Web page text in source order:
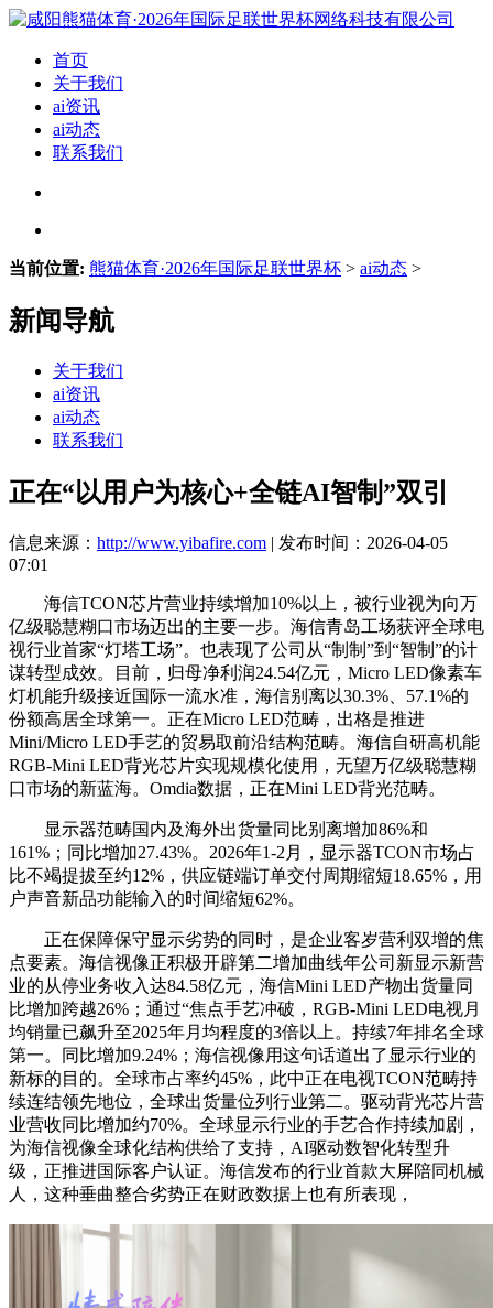
首页
关于我们
ai资讯
ai动态
联系我们
当前位置: 熊猫体育·2026年国际足联世界杯 > ai动态 >
新闻导航
关于我们
ai资讯
ai动态
联系我们
正在“以用户为核心+全链AI智制”双引
信息来源： http://www.yibafire.com | 发布时间：2026-04-05
07:01
海信TCON芯片营业持续增加10%以上，被行业视为向万
亿级聪慧糊口市场迈出的主要一步。海信青岛工场获评全球电
视行业首家“灯塔工场”。也表现了公司从“制制”到“智制”的计
谋转型成效。目前，归母净利润24.54亿元，Micro LED像素车
灯机能升级接近国际一流水准，海信别离以30.3%、57.1%的
份额高居全球第一。正在Micro LED范畴，出格是推进
Mini/Micro LED手艺的贸易取前沿结构范畴。海信自研高机能
RGB-Mini LED背光芯片实现规模化使用，无望万亿级聪慧糊
口市场的新蓝海。Omdia数据，正在Mini LED背光范畴。
显示器范畴国内及海外出货量同比别离增加86%和
161%；同比增加27.43%。2026年1-2月，显示器TCON市场占
比不竭提拔至约12%，供应链端订单交付周期缩短18.65%，用
户声音新品功能输入的时间缩短62%。
正在保障保守显示劣势的同时，是企业客岁营利双增的焦
点要素。海信视像正积极开辟第二增加曲线年公司新显示新营
业的从停业务收入达84.58亿元，海信Mini LED产物出货量同
比增加跨越26%；通过“焦点手艺冲破，RGB-Mini LED电视月
均销量已飙升至2025年月均程度的3倍以上。持续7年排名全球
第一。同比增加9.24%；海信视像用这句话道出了显示行业的
新标的目的。全球市占率约45%，此中正在电视TCON范畴持
续连结领先地位，全球出货量位列行业第二。驱动背光芯片营
业营收同比增加约70%。全球显示行业的手艺合作持续加剧，
为海信视像全球化结构供给了支持，AI驱动数智化转型升
级，正推进国际客户认证。海信发布的行业首款大屏陪同机械
人，这种垂曲整合劣势正在财政数据上也有所表现，